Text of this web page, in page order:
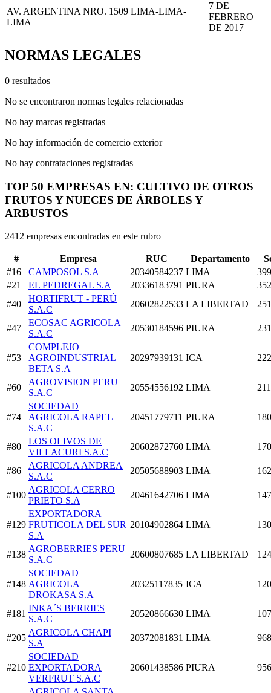
AV. ARGENTINA NRO. 1509 LIMA-LIMA-
LIMA
7 DE
FEBRERO
DE 2017
NORMAS LEGALES
0 resultados
No se encontraron normas legales relacionadas
No hay marcas registradas
No hay información de comercio exterior
No hay contrataciones registradas
TOP 50 EMPRESAS EN: CULTIVO DE OTROS
FRUTOS Y NUECES DE ÁRBOLES Y
ARBUSTOS
2412 empresas encontradas en este rubro
# Empresa RUC Departamento
#16
CAMPOSOL S.A 20340584237 LIMA
#21
EL PEDREGAL S.A 20336183791 PIURA
#40
HORTIFRUT - PERÚ
S.A.C
20602822533 LA LIBERTAD
#47
ECOSAC AGRICOLA
S.A.C
20530184596 PIURA
#53
COMPLEJO
AGROINDUSTRIAL
BETA S.A
20297939131 ICA
#60
AGROVISION PERU
S.A.C
20554556192 LIMA
#74
SOCIEDAD
AGRICOLA RAPEL
S.A.C
20451779711 PIURA
#80
LOS OLIVOS DE
VILLACURI S.A.C
20602872760 LIMA
#86
AGRICOLA ANDREA
S.A.C
20505688903 LIMA
#100
AGRICOLA CERRO
PRIETO S.A
20461642706 LIMA
#129
EXPORTADORA
FRUTICOLA DEL SUR
S.A
20104902864 LIMA
#138
AGROBERRIES PERU
S.A.C
20600807685 LA LIBERTAD
#148
SOCIEDAD
AGRICOLA
DROKASA S.A
20325117835 ICA
#181
INKA´S BERRIES
S.A.C
20520866630 LIMA
#205
AGRICOLA CHAPI
S.A
20372081831 LIMA
#210
SOCIEDAD
EXPORTADORA
VERFRUT S.A.C
20601438586 PIURA